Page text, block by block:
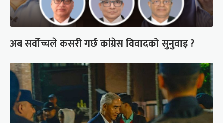
अब सर्वोच्चले कसरी गर्छ कांग्रेस विवादको सुनुवाइ ?